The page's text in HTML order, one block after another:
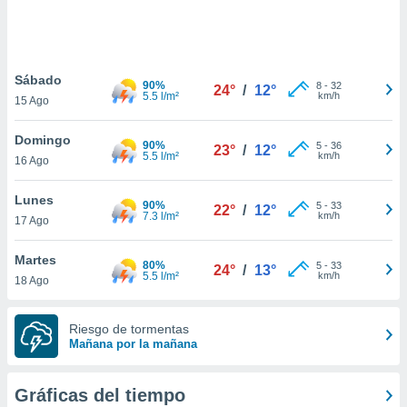
únicos
similares
como
sitio
de
posible
traten tus
en
Para
su
Sábado
15 Ago
90%
5.5 l/m²
24° / 12° 8- 32
km/h
Domingo
16 Ago
90%
5.5 l/m²
23° / 12° 5- 36
km/h
Lunes
17 Ago
90%
7.3 l/m²
22° / 12° 5- 33
km/h
Martes
18 Ago
80%
5.5 l/m²
24° / 13° 5- 33
km/h
Riesgo de tormentas
Mañana por la mañana
Gráficas del tiempo